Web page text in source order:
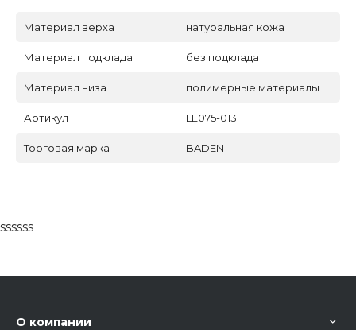
Материал верха натуральная кожа
Материал подклада без подклада
Материал низа полимерные материалы
Артикул LE075-013
Торговая марка BADEN
ssssss
О компании